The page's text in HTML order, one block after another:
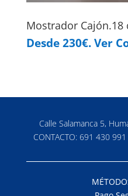
Mostrador Cajón.18
Desde 230€. Ver
Calle Salamanca 5,
CONTACTO:691 430 991